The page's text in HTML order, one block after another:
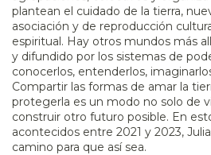
plantean el cuidado de la tierra,
asociación y de reproducción
espiritual. Hay otros mundos más
y difundido por los sistemas de
conocerlos, entenderlos,
Compartir las formas de amar la
protegerla es un modo no solo de
construir otro futuro posible. En
acontecidos entre 2021 y 2023,
camino para que así sea.